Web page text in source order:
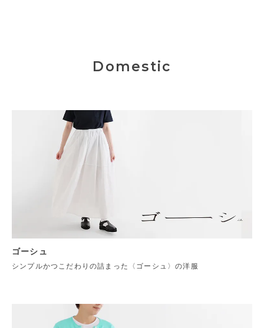
Domestic
ゴーシュ
シンプルかつこだわりの詰まった〈ゴーシュ〉の洋服